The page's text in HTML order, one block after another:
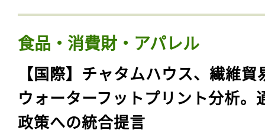
食品・消費財・アパレル
【国際】チャタムハウス、繊維貿
ウォーターフットプリント分析。
政策への統合提言